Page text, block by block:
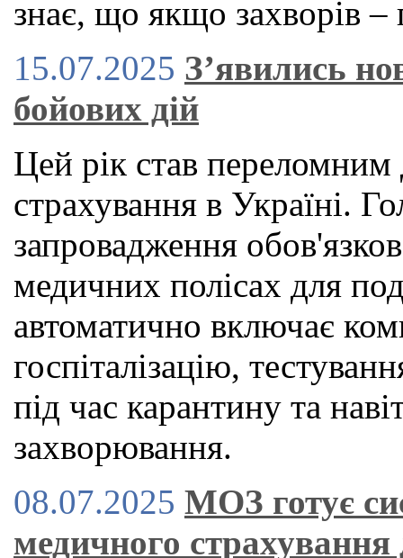
знає, що якщо захворів –
15.07.2025 З’явились
бойових дій
Цей рік став переломним
страхування в Україні.
запровадження
медичних полісах для
автоматично включає
госпіталізацію,
під час карантину та
захворювання.
08.07.2025 МОЗ готує
медичного